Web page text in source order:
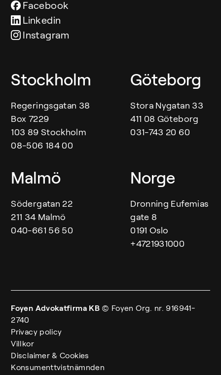
Facebook
Linkedin
Instagram
Våra kontor
Stockholm
Regeringsgatan 38
Box 7229
103 89 Stockholm
08-506 184 00
Göteborg
Stora Nygatan 33
411 08 Göteborg
031-743 20 60
Malmö
Södergatan 22
211 34 Malmö
040-661 56 50
Norge
Dronning Eufemias
gate 8
0191 Oslo
+4721931000
Foyen Advokatfirma KB © Foyen Org. nr. 916941-
2740
Privacy policy
Villkor
Disclaimer & Cookies
Konsumenttvistnämnden